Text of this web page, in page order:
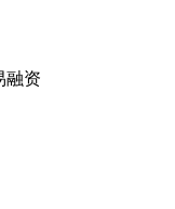
融资